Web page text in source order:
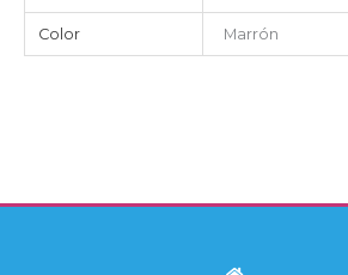
Color Marrón